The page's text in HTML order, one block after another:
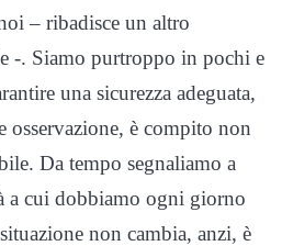
– ribadisce un altro
-. Siamo purtroppo in pochi e
una sicurezza adeguata,
osservazione, è compito non
Da tempo segnaliamo a
cui dobbiamo ogni giorno
non cambia, anzi, è